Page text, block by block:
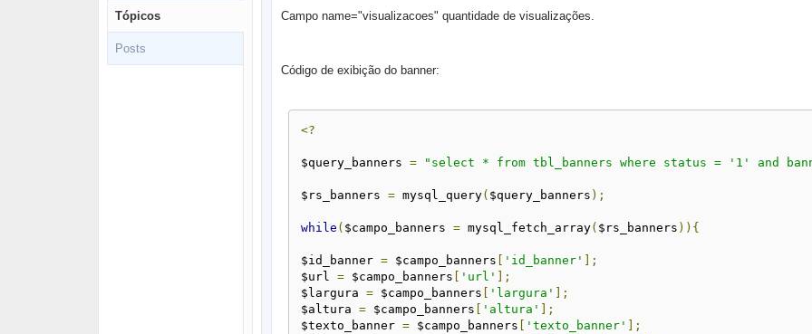
Tópicos
Posts
Campo name="visualizacoes" quantidade de visualizações.
Código de exibição do banner:
<?
$query_banners = "select * from tbl_banners where status = '1' and
$rs_banners = mysql_query( $query_banners );
while ( $campo_banners = mysql_fetch_array( $rs_banners )){
$id_banner = $campo_banners 'id_banner'
];
$url = $campo_banners 'url'
];
$largura = $campo_banners 'largura'
];
$altura = $campo_banners 'altura'
];
$texto_banner = $campo_banners 'texto_banner'
];